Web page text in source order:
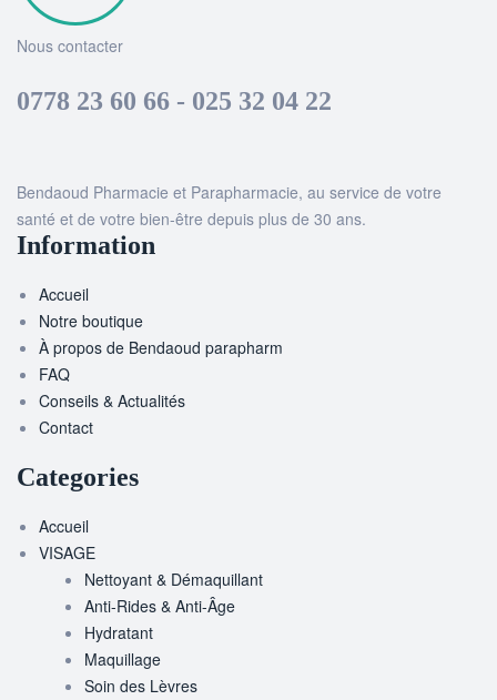
Nous contacter
0778 23 60 66 - 025 32 04 22
Bendaoud Pharmacie et Parapharmacie, au service de votre
santé et de votre bien-être depuis plus de 30 ans.
Information
Accueil
Notre boutique
À propos de Bendaoud parapharm
FAQ
Conseils & Actualités
Contact
Categories
Accueil
VISAGE
Nettoyant & Démaquillant
Anti-Rides & Anti-Âge
Hydratant
Maquillage
Soin des Lèvres